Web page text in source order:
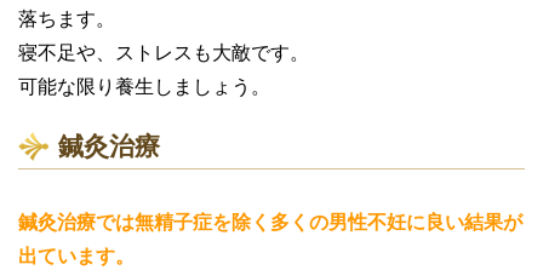
落ちます。
寝不足や、ストレスも大敵です。
可能な限り養生しましょう。
鍼灸治療
鍼灸治療では無精子症を除く多くの男性不妊に良い結果が
出ています。